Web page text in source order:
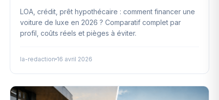
LOA, crédit, prêt hypothécaire : comment financer une
voiture de luxe en 2026 ? Comparatif complet par
profil, coûts réels et pièges à éviter.
la-redaction 16 avril 2026